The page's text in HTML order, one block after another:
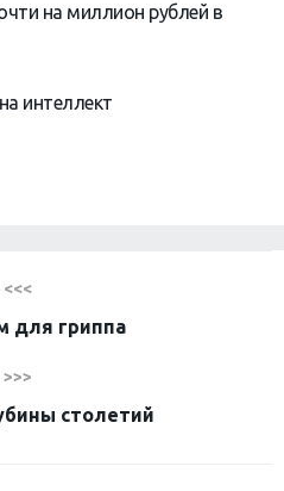
на миллион рублей в
интеллект
<<<
для гриппа
>>>
столетий